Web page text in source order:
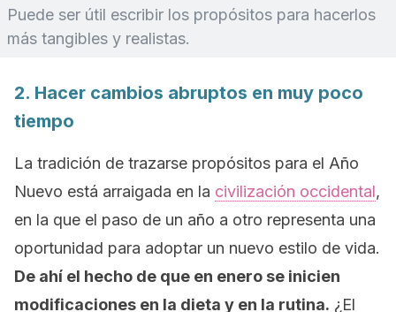
Puede ser útil escribir los propósitos para hacerlos
más tangibles y realistas.
2. Hacer cambios abruptos en muy poco
tiempo
La tradición de trazarse propósitos para el Año
Nuevo está arraigada en la civilización occidental,
en la que el paso de un año a otro representa una
oportunidad para adoptar un nuevo estilo de vida.
De ahí el hecho de que en enero se inicien
modificaciones en la dieta y en la rutina. ¿El